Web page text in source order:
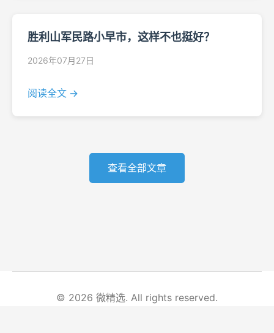
胜利山军民路小早市，这样不也挺好？
2026年07月27日
阅读全文 →
查看全部文章
© 2026 微精选. All rights reserved.